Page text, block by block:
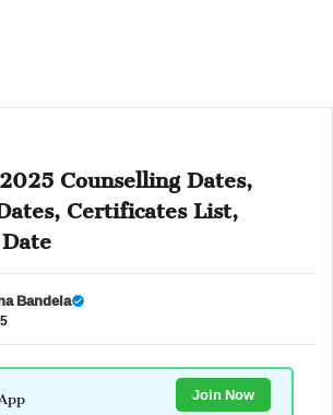
Counselling Dates,
Certificates List,
Bandela
Join Now